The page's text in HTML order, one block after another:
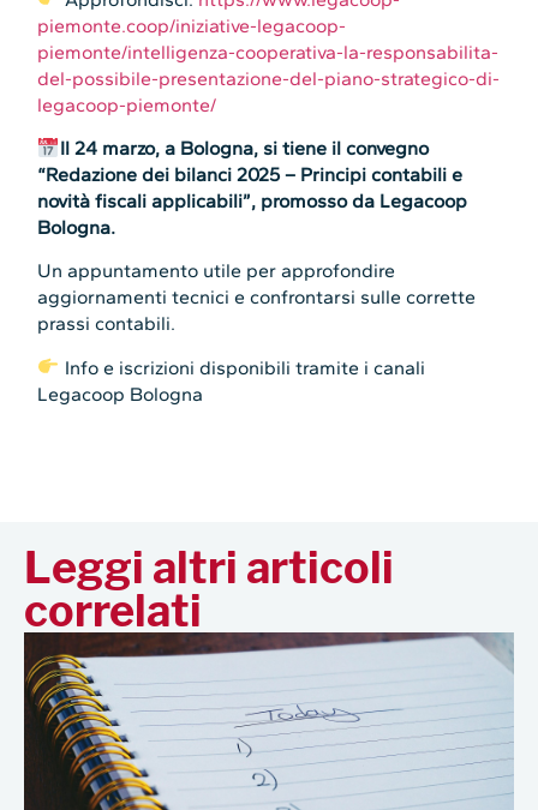
piemonte.coop/iniziative-legacoop-
piemonte/intelligenza-cooperativa-la-responsabilita-
del-possibile-presentazione-del-piano-strategico-di-
legacoop-piemonte/
Il 24 marzo, a Bologna, si tiene il convegno
“Redazione dei bilanci 2025 – Principi contabili e
novità fiscali applicabili”, promosso da Legacoop
Bologna.
Un appuntamento utile per approfondire
aggiornamenti tecnici e confrontarsi sulle corrette
prassi contabili.
Info e iscrizioni disponibili tramite i canali
Legacoop Bologna
Leggi altri articoli
correlati